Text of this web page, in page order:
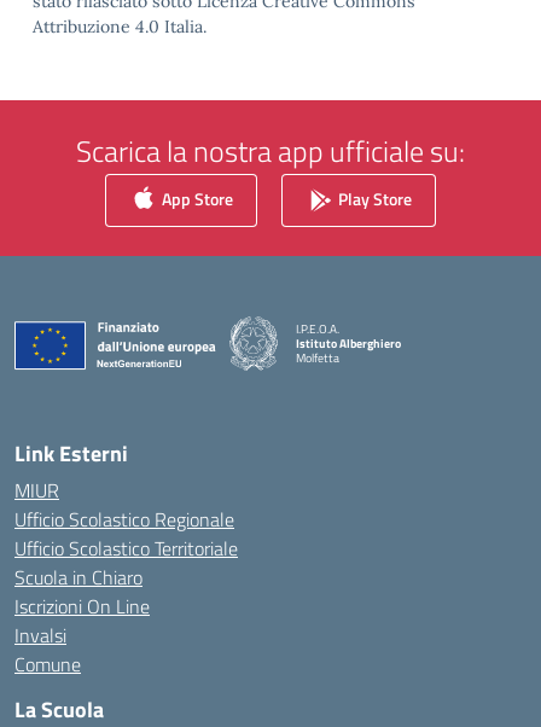
Attribuzione 4.0 Italia.
Scarica la nostra app ufficiale su:
App Store Play Store
I.P.E.O.A.
Istituto Alberghiero
Molfetta
Link Esterni
MIUR
Ufficio Scolastico Regionale
Ufficio Scolastico Territoriale
Scuola in Chiaro
Iscrizioni On Line
Invalsi
Comune
La Scuola